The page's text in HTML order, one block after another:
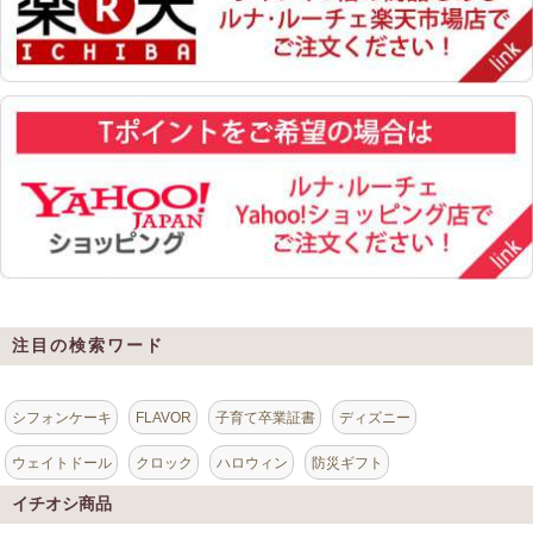
注目の検索ワード
シフォンケーキ FLAVOR 子育て卒業証書 ディズニー
ウェイトドール クロック ハロウィン 防災ギフト
イチオシ商品